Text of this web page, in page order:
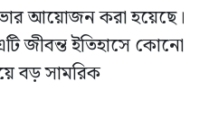
আয়োজন করা হয়েছে।
জীবন্ত ইতিহাসে কোনো
বড় সামরিক